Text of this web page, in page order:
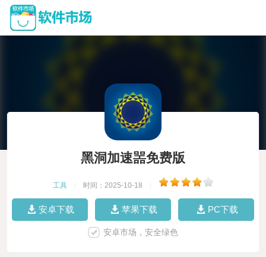
黑洞加速噐免费版
工具 时间：2025-10-18
安卓下载 苹果下载 PC下载
安卓市场，安全绿色